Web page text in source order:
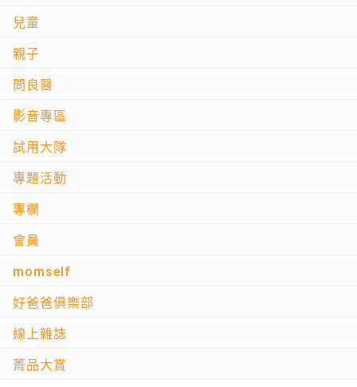
兒童
親子
問良醫
影音專區
試用大隊
專題活動
專欄
會員
momself
好爸爸俱樂部
線上雜誌
菁品大賞